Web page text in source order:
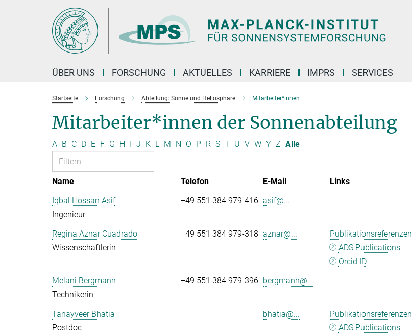
ÜBER UNS FORSCHUNG AKTUELLES KARRIERE IMPRS SERVICES
Startseite Forschung Abteilung: Sonne und Heliosphäre Mitarbeiter*innen
Mitarbeiter*innen der Sonnenabteilung
A B C D E F G H I J K L M N O P R S T U V W Y Z Alle
Name Telefon E-Mail
Links
Iqbal Hossan Asif
Ingenieur
+49 551 384 979-416 asif@...
Regina Aznar Cuadrado
Wissenschaftlerin
+49 551 384 979-318 aznar@...
Publikationsreferenzen
ADS Publications
Orcid ID
Melani Bergmann
Technikerin
+49 551 384 979-396 bergmann@...
Tanayveer Bhatia
Postdoc
bhatia@...
Publikationsreferenzen
ADS Publications